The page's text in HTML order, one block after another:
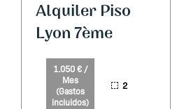
Alquiler Piso
Lyon 7ème
1.050 € /
Mes
(Gastos
incluidos)
2